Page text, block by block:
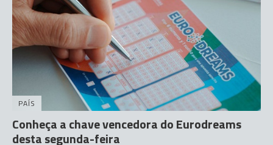
PAÍS
Conheça a chave vencedora do Eurodreams
desta segunda-feira